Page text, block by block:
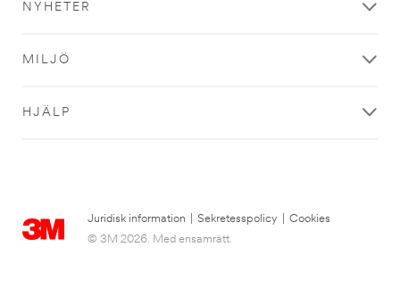
NYHETER
MILJÖ
HJÄLP
Juridisk information Sekretesspolicy
Cookies
© 3M 2026. Med ensamrätt.